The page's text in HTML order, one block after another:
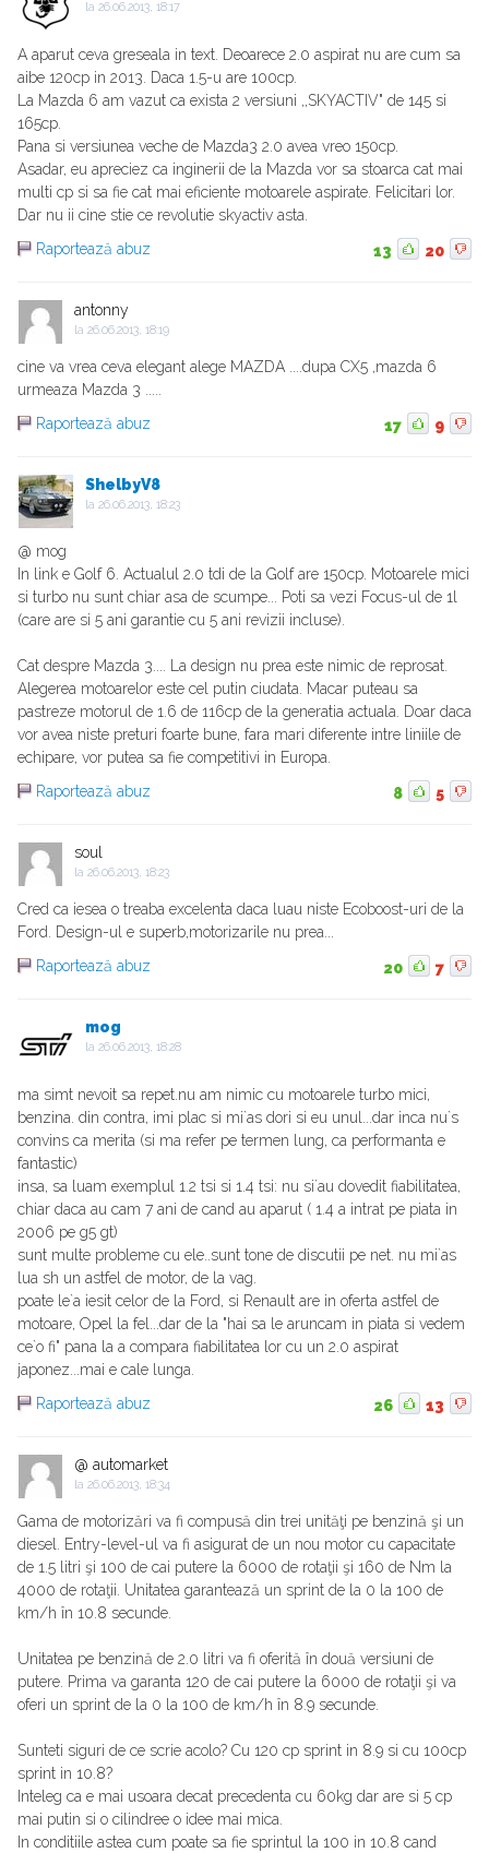
la 26.06.2013, 18:17
A aparut ceva greseala in text. Deoarece 2.0 aspirat nu are cum sa
aibe 120cp in 2013. Daca 1.5-u are 100cp.
La Mazda 6 am vazut ca exista 2 versiuni ,,SKYACTIV" de 145 si
165cp.
Pana si versiunea veche de Mazda3 2.0 avea vreo 150cp.
Asadar, eu apreciez ca inginerii de la Mazda vor sa stoarca cat mai
multi cp si sa fie cat mai eficiente motoarele aspirate. Felicitari lor.
Dar nu ii cine stie ce revolutie skyactiv asta.
Raportează abuz
13 20
antonny
la 26.06.2013, 18:19
cine va vrea ceva elegant alege MAZDA ....dupa CX5 ,mazda 6
urmeaza Mazda 3 .....
Raportează abuz
17 9
ShelbyV8
la 26.06.2013, 18:23
@ mog
In link e Golf 6. Actualul 2.0 tdi de la Golf are 150cp. Motoarele mici
si turbo nu sunt chiar asa de scumpe... Poti sa vezi Focus-ul de 1l
(care are si 5 ani garantie cu 5 ani revizii incluse).
Cat despre Mazda 3.... La design nu prea este nimic de reprosat.
Alegerea motoarelor este cel putin ciudata. Macar puteau sa
pastreze motorul de 1.6 de 116cp de la generatia actuala. Doar daca
vor avea niste preturi foarte bune, fara mari diferente intre liniile de
echipare, vor putea sa fie competitivi in Europa.
Raportează abuz
8 5
soul
la 26.06.2013, 18:23
Cred ca iesea o treaba excelenta daca luau niste Ecoboost-uri de la
Ford. Design-ul e superb,motorizarile nu prea...
Raportează abuz
20 7
mog
la 26.06.2013, 18:28
ma simt nevoit sa repet.nu am nimic cu motoarele turbo mici,
benzina. din contra, imi plac si mi`as dori si eu unul...dar inca nu`s
convins ca merita (si ma refer pe termen lung, ca performanta e
fantastic)
insa, sa luam exemplul 1.2 tsi si 1.4 tsi: nu si`au dovedit fiabilitatea,
chiar daca au cam 7 ani de cand au aparut ( 1.4 a intrat pe piata in
2006 pe g5 gt)
sunt multe probleme cu ele..sunt tone de discutii pe net. nu mi`as
lua sh un astfel de motor, de la vag.
poate le`a iesit celor de la Ford, si Renault are in oferta astfel de
motoare, Opel la fel...dar de la "hai sa le aruncam in piata si vedem
ce`o fi" pana la a compara fiabilitatea lor cu un 2.0 aspirat
japonez...mai e cale lunga.
Raportează abuz
26 13
@ automarket
la 26.06.2013, 18:34
Gama de motorizări va fi compusă din trei unităţi pe benzină şi un
diesel. Entry-level-ul va fi asigurat de un nou motor cu capacitate
de 1.5 litri şi 100 de cai putere la 6000 de rotaţii şi 160 de Nm la
4000 de rotaţii. Unitatea garantează un sprint de la 0 la 100 de
km/h în 10.8 secunde.
Unitatea pe benzină de 2.0 litri va fi oferită în două versiuni de
putere. Prima va garanta 120 de cai putere la 6000 de rotaţii şi va
oferi un sprint de la 0 la 100 de km/h în 8.9 secunde.
Sunteti siguri de ce scrie acolo? Cu 120 cp sprint in 8.9 si cu 100cp
sprint in 10.8?
Inteleg ca e mai usoara decat precedenta cu 60kg dar are si 5 cp
mai putin si o cilindree o idee mai mica.
In conditiile astea cum poate sa fie sprintul la 100 in 10.8 cand